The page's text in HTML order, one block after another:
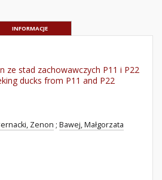
INFORMACJE
ze stad zachowawczych P11 i P22
ducks from P11 and P22
Zenon ; Bawej, Małgorzata